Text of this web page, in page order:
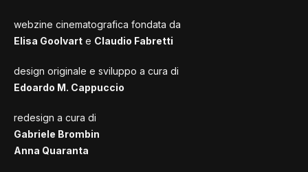
webzine cinematografica fondata da
Elisa Goolvart e Claudio Fabretti
design originale e sviluppo a cura di
Edoardo M. Cappuccio
redesign a cura di
Gabriele Brombin
Anna Quaranta